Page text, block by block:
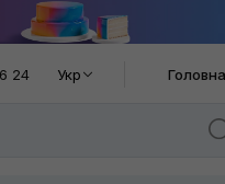
24 Укр Головна